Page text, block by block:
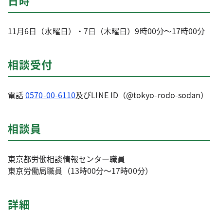
11月6日（水曜日）・7日（木曜日）9時00分～17時00分
相談受付
電話0570-00-6110及びLINE ID（@tokyo-rodo-sodan）
相談員
東京都労働相談情報センター職員
東京労働局職員（13時00分～17時00分）
詳細